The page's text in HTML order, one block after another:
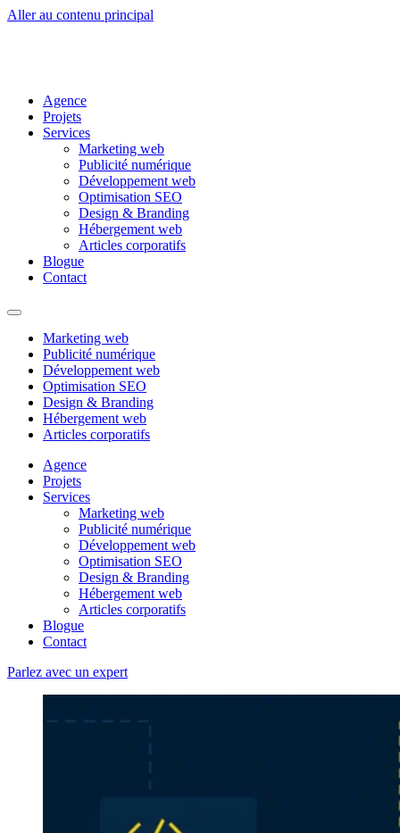
Aller au contenu principal
Agence
Projets
Services
Marketing web
Publicité numérique
Développement web
Optimisation SEO
Design & Branding
Hébergement web
Articles corporatifs
Blogue
Contact
Marketing web
Publicité numérique
Développement web
Optimisation SEO
Design & Branding
Hébergement web
Articles corporatifs
Agence
Projets
Services
Marketing web
Publicité numérique
Développement web
Optimisation SEO
Design & Branding
Hébergement web
Articles corporatifs
Blogue
Contact
Parlez avec un expert